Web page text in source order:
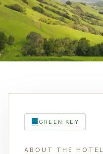
GREEN KEY
ABOUT THE HOTEL